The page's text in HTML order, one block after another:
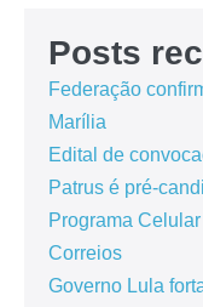
Posts
Federação
Marília
Edital de
Patrus é pré-
Programa
Correios
Governo Lula